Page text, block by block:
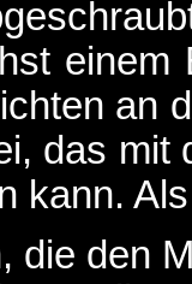
an
das mit
kann.
die den